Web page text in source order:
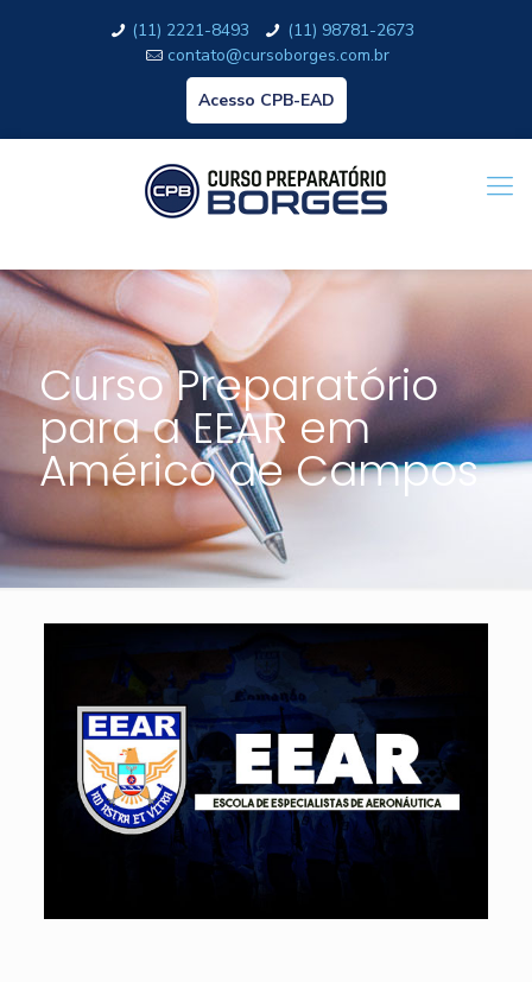
(11) 2221-8493
(11) 98781-2673
contato@cursoborges.com.br
Acesso CPB-EAD
Curso Preparatório
para a EEAR em
Américo de Campos